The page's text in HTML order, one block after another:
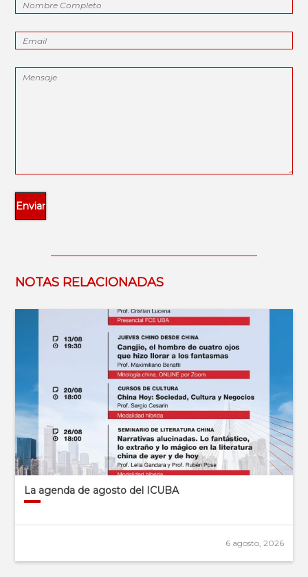
NOTAS RELACIONADAS
La agenda de agosto del ICUBA
6 agosto, 2026